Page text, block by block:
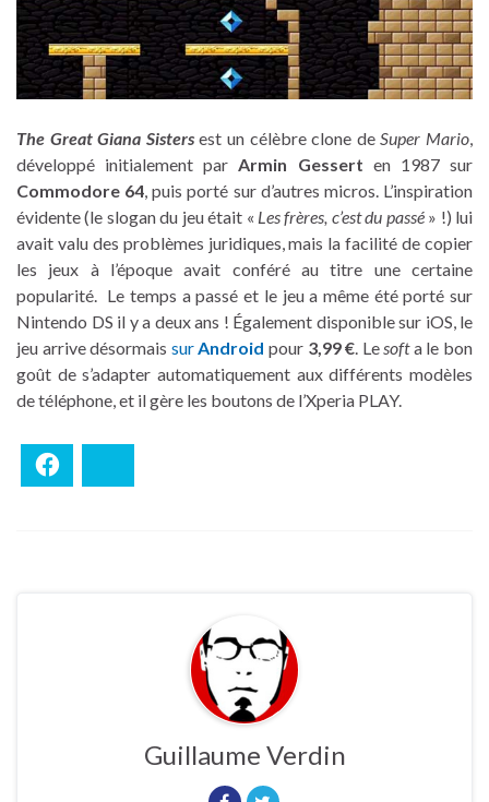
The Great Giana Sistersest un célèbre clone de Super Mario
développé initialement par Armin Gessert en 1987 sur
Commodore 64 , puis porté sur d’autres micros. L’inspiration
évidente (le slogan du jeu était « Les frères, c’est du passé» !) lui
avait valu des problèmes juridiques, mais la facilité de copier
les jeux à l’époque avait conféré au titre une certaine
popularité. Le temps a passé et le jeu a même été porté sur
Nintendo DS il y a deux ans ! Également disponible sur iOS, le
jeu arrive désormais sur Android pour 3,99 € . Le softa le bon
goût de s’adapter automatiquement aux différents modèles
de téléphone, et il gère les boutons de l’Xperia PLAY.
Guillaume Verdin